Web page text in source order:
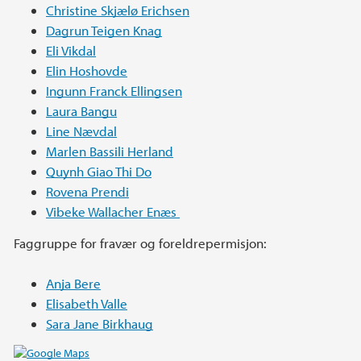
Christine Skjælø Erichsen
Dagrun Teigen Knag
Eli Vikdal
Elin Hoshovde
Ingunn Franck Ellingsen
Laura Bangu
Line Nævdal
Marlen Bassili Herland
Quynh Giao Thi Do
Rovena Prendi
Vibeke Wallacher Enæs
Faggruppe for fravær og foreldrepermisjon:
Anja Bere
Elisabeth Valle
Sara Jane Birkhaug